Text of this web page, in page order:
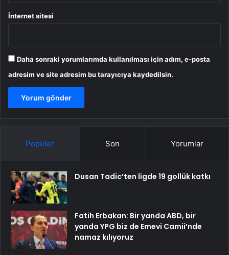
İnternet sitesi
Daha sonraki yorumlarımda kullanılması için adım, e-posta
adresim ve site adresim bu tarayıcıya kaydedilsin.
Popüler Son Yorumlar
Dusan Tadic’ten ligde 19 gollük katkı
Fatih Erbakan: Bir yanda ABD, bir
yanda YPG biz de Emevi Camii’nde
namaz kılıyoruz